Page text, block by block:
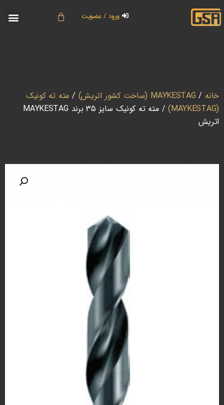
ورود / عضویت
خانه / MAYKESTAG (ساخت کشور اتریش) /مته ته کونیک
(MAYKESTAG)
/ مته ته کونیک سایز 35 برند MAYKESTAG
اتریش